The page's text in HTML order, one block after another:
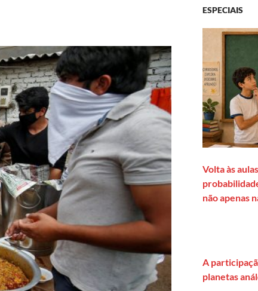
ESPECIAIS
Volta às
não apenas
A
planetas